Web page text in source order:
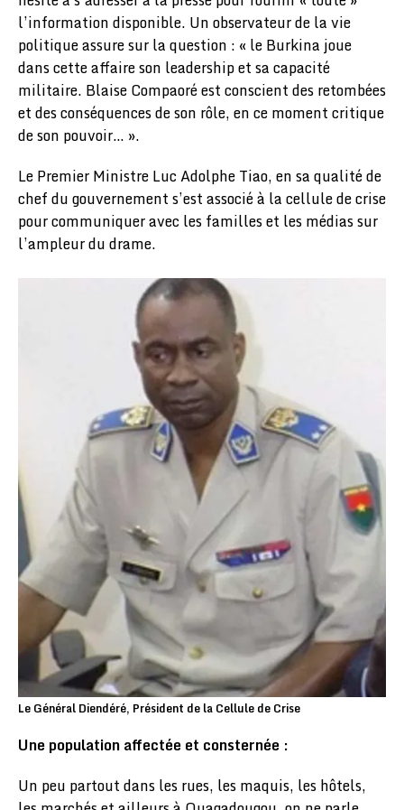
l’information disponible. Un observateur de la vie
politique assure sur la question : « le Burkina joue
dans cette affaire son leadership et sa capacité
militaire. Blaise Compaoré est conscient des retombées
et des conséquences de son rôle, en ce moment critique
de son pouvoir… ».
Le Premier Ministre Luc Adolphe Tiao, en sa qualité de
chef du gouvernement s’est associé à la cellule de crise
pour communiquer avec les familles et les médias sur
l’ampleur du drame.
Le Général Diendéré, Président de la Cellule de Crise
Une population affectée et consternée :
Un peu partout dans les rues, les maquis, les hôtels,